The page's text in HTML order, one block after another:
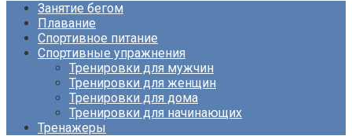
Занятие бегом
Плавание
Спортивное питание
Спортивные упражнения
Тренировки для мужчин
Тренировки для женщин
Тренировки для дома
Тренировки для начинающих
Тренажеры